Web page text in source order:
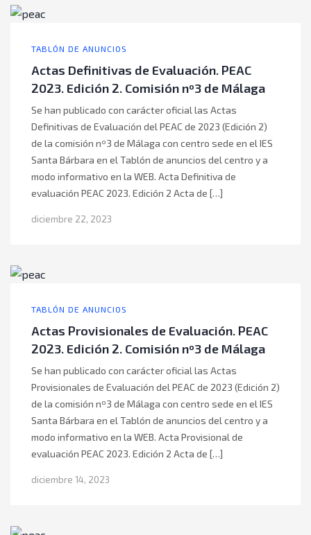
TABLÓN DE ANUNCIOS
Actas Definitivas de Evaluación. PEAC
2023. Edición 2. Comisión nº3 de Málaga
Se han publicado con carácter oficial las Actas
Definitivas de Evaluación del PEAC de 2023 (Edición 2)
de la comisión nº3 de Málaga con centro sede en el IES
Santa Bárbara en el Tablón de anuncios del centro y a
modo informativo en la WEB. Acta Definitiva de
evaluación PEAC 2023. Edición 2 Acta de […]
diciembre 22, 2023
TABLÓN DE ANUNCIOS
Actas Provisionales de Evaluación. PEAC
2023. Edición 2. Comisión nº3 de Málaga
Se han publicado con carácter oficial las Actas
Provisionales de Evaluación del PEAC de 2023 (Edición 2)
de la comisión nº3 de Málaga con centro sede en el IES
Santa Bárbara en el Tablón de anuncios del centro y a
modo informativo en la WEB. Acta Provisional de
evaluación PEAC 2023. Edición 2 Acta de […]
diciembre 14, 2023